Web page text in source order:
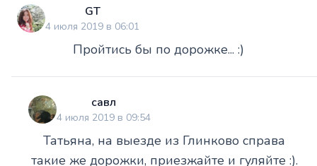
GT
4 июля 2019 в 06:01
Пройтись бы по дорожке... :)
савл
4 июля 2019 в 09:54
Татьяна, на выезде из Глинково справа
такие же дорожки, приезжайте и гуляйте :).